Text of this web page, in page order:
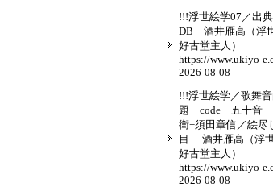
!!!浮世絵学07／出典
DB 酒井雁高（浮
好古堂主人）
https://www.ukiyo-
2026-08-08
!!!浮世絵学／歌舞
題 code 五十音
衛+須田章信／絵尽
目 酒井雁高（浮
好古堂主人）
https://www.ukiyo-
2026-08-08